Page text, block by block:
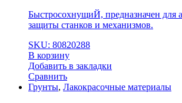
БыстросохнущиЙ, предназначен для
защиты станков и механизмов.
SKU: 80820288
В корзину
Добавить в закладки
Сравнить
Грунты, Лакокрасочные материалы